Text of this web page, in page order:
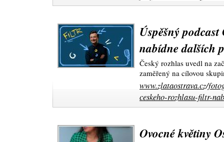
Úspěšný
nabídne dalších
Český rozhlas uvedl na
zaměřený na cílovou
www.zlataostrava.cz/
ceskeho-rozhlasu-filtr-
Ovocné květiny